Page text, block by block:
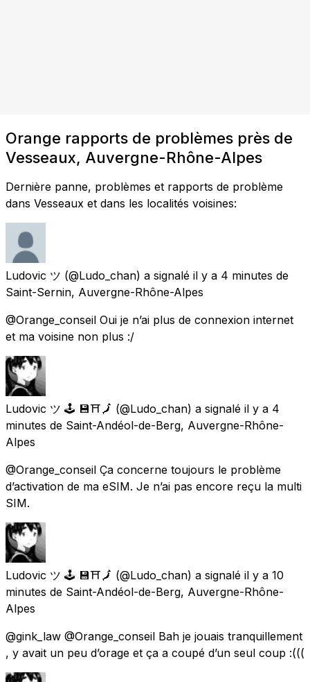
Orange rapports de problèmes près de
Vesseaux, Auvergne-Rhône-Alpes
Dernière panne, problèmes et rapports de problème
dans Vesseaux et dans les localités voisines:
Ludovic ツ (@Ludo_chan) a signalé il y a 4 minutes de
Saint-Sernin, Auvergne-Rhône-Alpes
@Orange_conseil Oui je n’ai plus de connexion internet
et ma voisine non plus :/
Ludovic ツ 🕹 💾⛩🗾 (@Ludo_chan) a signalé il y a 4
minutes de Saint-Andéol-de-Berg, Auvergne-Rhône-
Alpes
@Orange_conseil Ça concerne toujours le problème
d’activation de ma eSIM. Je n’ai pas encore reçu la multi
SIM.
Ludovic ツ 🕹 💾⛩🗾 (@Ludo_chan) a signalé il y a 10
minutes de Saint-Andéol-de-Berg, Auvergne-Rhône-
Alpes
@gink_law @Orange_conseil Bah je jouais tranquillement
, y avait un peu d’orage et ça a coupé d’un seul coup :(((